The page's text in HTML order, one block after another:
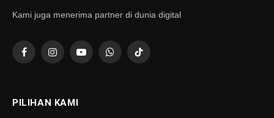
Kami juga menerima partner di dunia digital
FacebookInstagramYouTubeWhatsAppTikTok
PILIHAN KAMI